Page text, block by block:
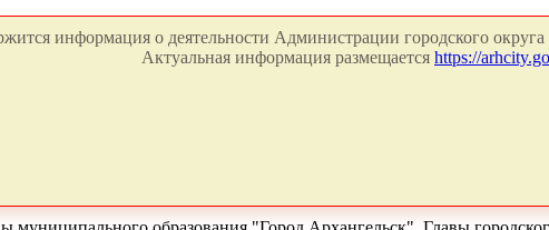
информация о деятельности Администрации городского
Актуальная информация размещается https://